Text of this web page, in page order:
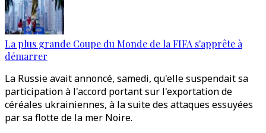
La plus grande Coupe du Monde de la FIFA s'apprête à
démarrer
La Russie avait annoncé, samedi, qu'elle suspendait sa
participation à l'accord portant sur l'exportation de
céréales ukrainiennes, à la suite des attaques essuyées
par sa flotte de la mer Noire.